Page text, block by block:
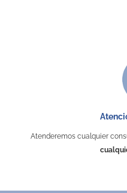
Atenderemos cualquier